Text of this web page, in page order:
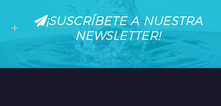
¡SUSCRÍBETE A NUESTRA
NEWSLETTER!